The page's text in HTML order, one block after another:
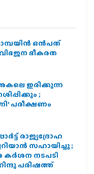
ഒന്‍പത്
ഭീകരത
അകലെ ഇരിക്കുന്ന
;
പരീക്ഷണം
രാജ്യദ്രോഹ
സഹായിച്ചു ;
കർശന നടപടി
പരിഷത്ത്